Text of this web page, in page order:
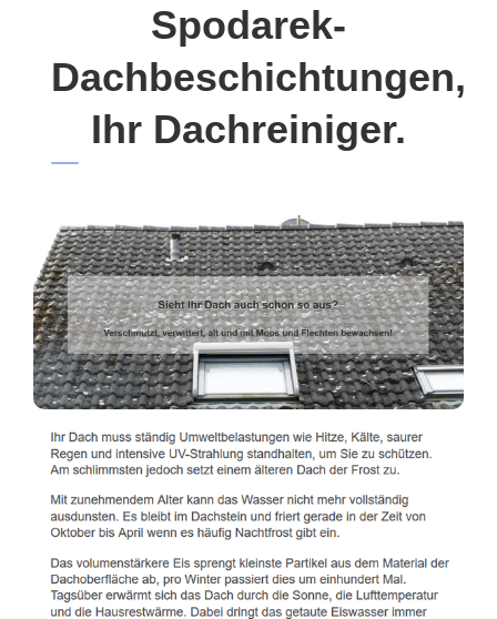
Spodarek-
Dachbeschichtungen,
Ihr Dachreiniger.